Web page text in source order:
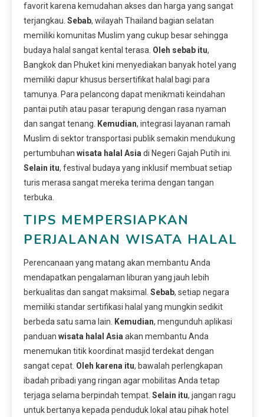
favorit karena kemudahan akses dan harga yang sangat
terjangkau. Sebab, wilayah Thailand bagian selatan
memiliki komunitas Muslim yang cukup besar sehingga
budaya halal sangat kental terasa. Oleh sebab itu,
Bangkok dan Phuket kini menyediakan banyak hotel yang
memiliki dapur khusus bersertifikat halal bagi para
tamunya. Para pelancong dapat menikmati keindahan
pantai putih atau pasar terapung dengan rasa nyaman
dan sangat tenang.
Kemudian, integrasi layanan ramah
Muslim di sektor transportasi publik semakin mendukung
pertumbuhan wisata halal Asia di Negeri Gajah Putih ini.
Selain itu, festival budaya yang inklusif membuat setiap
turis merasa sangat mereka terima dengan tangan
terbuka.
TIPS MEMPERSIAPKAN
PERJALANAN WISATA HALAL
Perencanaan yang matang akan membantu Anda
mendapatkan pengalaman liburan yang jauh lebih
berkualitas dan sangat maksimal. Sebab, setiap negara
memiliki standar sertifikasi halal yang mungkin sedikit
berbeda satu sama lain.
Kemudian, mengunduh aplikasi
panduan wisata halal Asia akan membantu Anda
menemukan titik koordinat masjid terdekat dengan
sangat cepat. Oleh karena itu, bawalah perlengkapan
ibadah pribadi yang ringan agar mobilitas Anda tetap
terjaga selama berpindah tempat. Selain itu, jangan ragu
untuk bertanya kepada penduduk lokal atau pihak hotel